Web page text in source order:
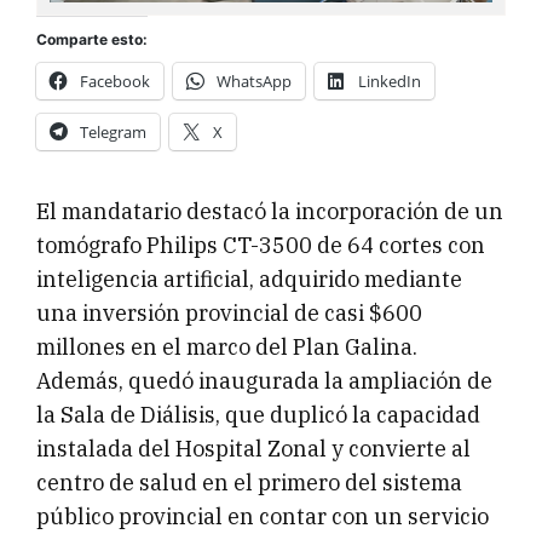
Comparte esto:
Facebook WhatsApp LinkedIn
Telegram X
El mandatario destacó la incorporación de un
tomógrafo Philips CT-3500 de 64 cortes con
inteligencia artificial, adquirido mediante
una inversión provincial de casi $600
millones en el marco del Plan Galina.
Además, quedó inaugurada la ampliación de
la Sala de Diálisis, que duplicó la capacidad
instalada del Hospital Zonal y convierte al
centro de salud en el primero del sistema
público provincial en contar con un servicio